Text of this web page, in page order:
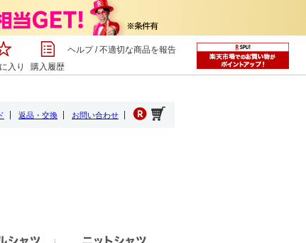
入り 購入履歴
ヘルプ/不適切な商品を報告